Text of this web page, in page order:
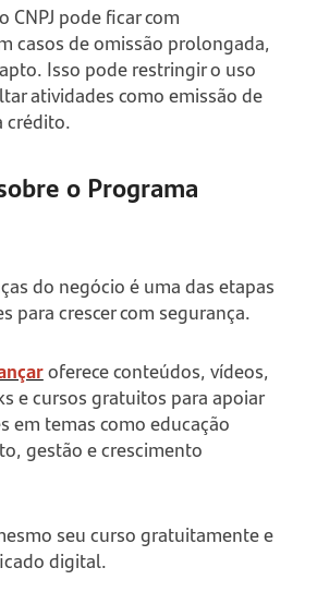
CNPJ pode ficar com
casos de omissão prolongada,
Isso pode restringir o uso
atividades como emissão de
crédito.
o Programa
do negócio é uma das etapas
para crescer com segurança.
oferece conteúdos, vídeos,
e cursos gratuitos para apoiar
em temas como educação
gestão e crescimento
seu curso gratuitamente e
digital.